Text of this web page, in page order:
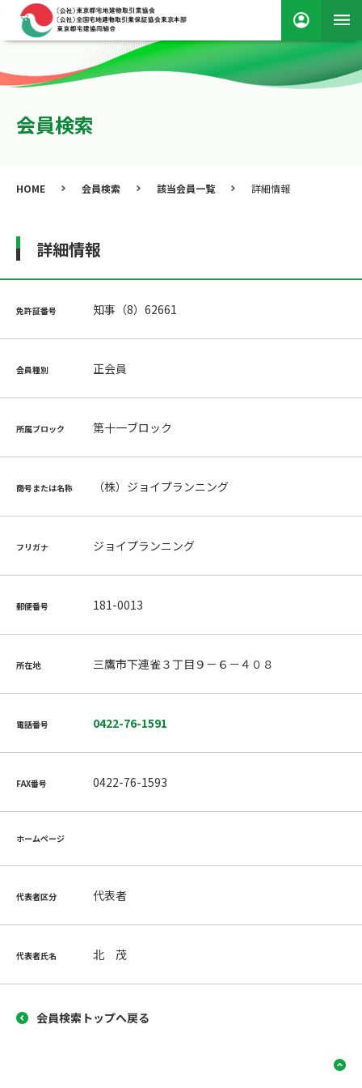
会員検索
HOME 会員検索 該当会員一覧 詳細情報
詳細情報
免許証番号 知事（8）62661
会員種別 正会員
所属ブロック 第十一ブロック
商号または名称 （株）ジョイプランニング
フリガナ ジョイプランニング
郵便番号 181-0013
所在地 三鷹市下連雀３丁目９－６－４０８
電話番号 0422-76-1591
FAX番号 0422-76-1593
ホームページ
代表者区分 代表者
代表者氏名 北 茂
会員検索トップへ戻る